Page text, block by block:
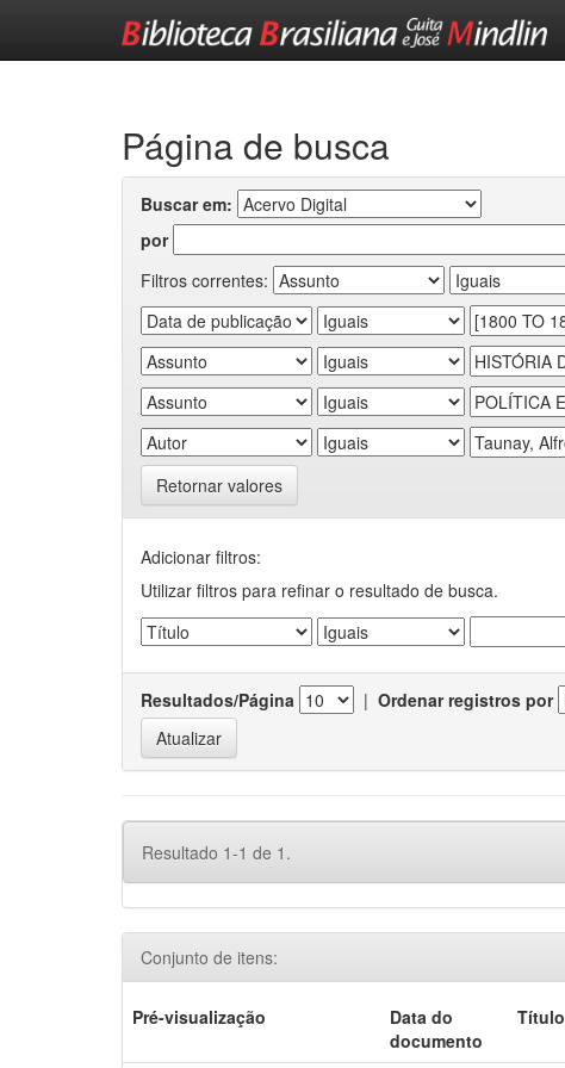
Página de busca
Buscar em:
por
Filtros correntes:
Retornar valores
Adicionar filtros:
Utilizar filtros para refinar o resultado de busca.
Resultados/Página | Ordenar registros por
Resultado 1-1 de 1.
Conjunto de itens:
Pré-visualização
Data do
documento
Título